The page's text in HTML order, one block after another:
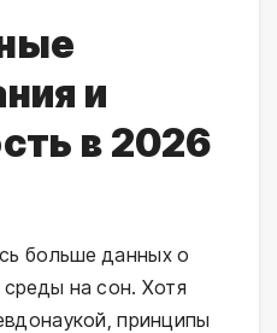
и
в 2026
больше данных о
на сон. Хотя
принципы